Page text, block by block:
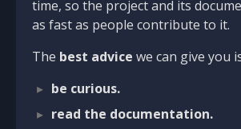
time, so the project and its
as fast as people contribute to it.
The best advice we can give you
be curious.
read the documentation.